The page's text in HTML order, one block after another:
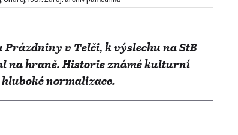
v Telči, k výslechu na StB
na hraně. Historie známé kulturní
normalizace.